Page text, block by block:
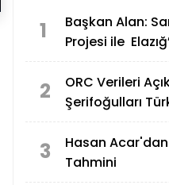
1
Başkan Alan:
Projesi ile
2
ORC Verileri
Şerifoğulları
3
Hasan Acar'dan
Tahmini